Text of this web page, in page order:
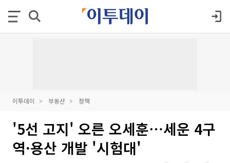
이투데이 부동산 정책
'5선 고지' 오른 오세훈⋯세운 4구
역·용산 개발 '시험대'